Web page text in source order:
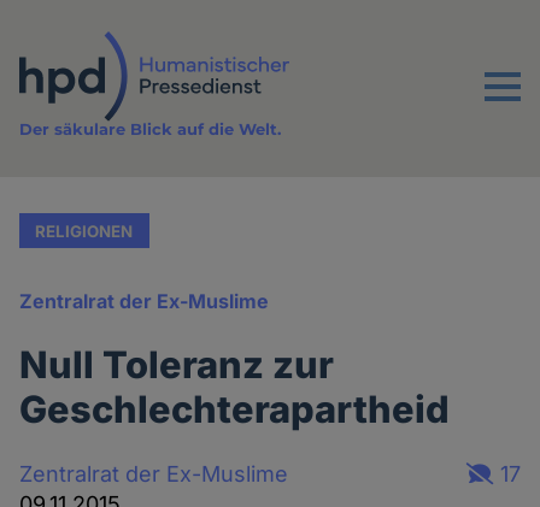
Inhalt
Menu
Der säkulare Blick auf die Welt.
RELIGIONEN
Zentralrat der Ex-Muslime
Null Toleranz zur
Geschlechterapartheid
Zentralrat der Ex-Muslime
17